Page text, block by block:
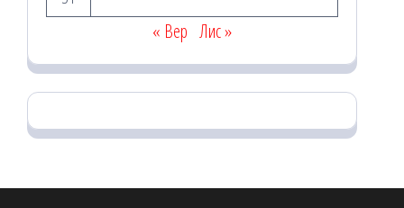
« Вер Лис »